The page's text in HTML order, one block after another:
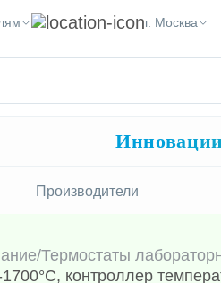
г. Москва
Производители
/Термостаты
контроллер